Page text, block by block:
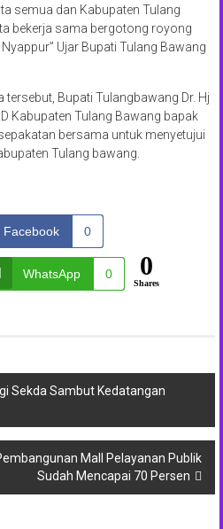
semua dan Kabupaten Tulang
bekerja sama bergotong royong
Ujar Bupati Tulang Bawang
Bupati Tulangbawang Dr. Hj
Kabupaten Tulang Bawang bapak
bersama untuk menyetujui
Tulang bawang.
Facebook 0
WhatsApp 0 0
Shares
Sekda Sambut Kedatangan
Mall Pelayanan Publik
Sudah Mencapai 70 Persen